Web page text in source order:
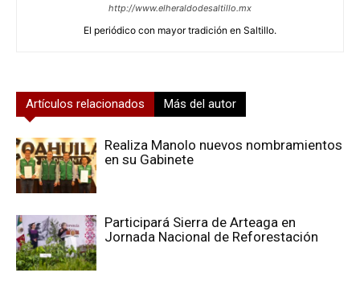
http://www.elheraldodesaltillo.mx
El periódico con mayor tradición en Saltillo.
Artículos relacionados Más del autor
Realiza Manolo nuevos nombramientos
en su Gabinete
Participará Sierra de Arteaga en
Jornada Nacional de Reforestación